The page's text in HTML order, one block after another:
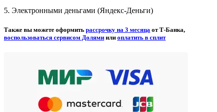
5. Электронными деньгами (Яндекс-Деньги)
Также вы можете оформить рассрочку на 3 месяца от Т-Банка,
воспользоваться сервисом Долями или оплатить в сплит